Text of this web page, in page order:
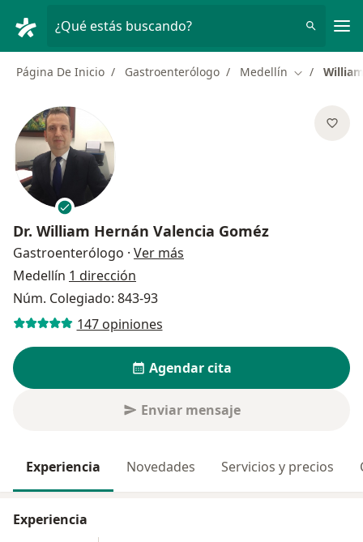
¿Qué estás buscando?
Página De Inicio Gastroenterólogo Medellín Cambiar de
Dr. William Hernán Valencia Goméz
Gastroenterólogo · Ver más
Medellín 1 dirección
Núm. Colegiado: 843-93
147 opiniones
Agendar cita
Enviar mensaje
Experiencia Novedades Servicios y precios
Experiencia